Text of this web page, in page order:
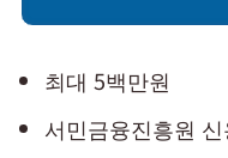
최대 5백만원
서민금융진흥원